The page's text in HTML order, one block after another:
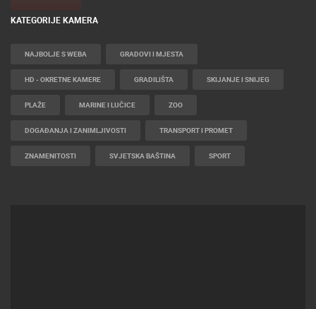
KATEGORIJE KAMERA
NAJBOLJE S WEBA GRADOVI I MJESTA
HD - OKRETNE KAMERE GRADILIŠTA SKIJANJE I SNIJEG
PLAŽE MARINE I LUČICE ZOO
DOGAĐANJA I ZANIMLJIVOSTI TRANSPORT I PROMET
ZNAMENITOSTI SVJETSKA BAŠTINA SPORT